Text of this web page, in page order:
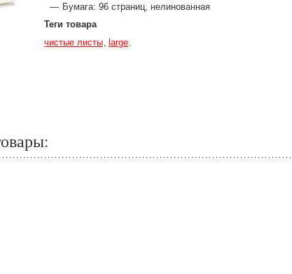
Бумага: 96 страниц, нелинованная
Теги товара
чистые листы
large